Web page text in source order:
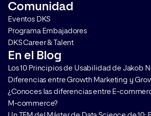
Comunidad
Eventos DKS
Programa Embajadores
DKS Career & Talent
En el Blog
Los 10 Principios de Usabilidad de Jakob
Diferencias entre Growth Marketing y
¿Conoces las diferencias entre E-
M-commerce?